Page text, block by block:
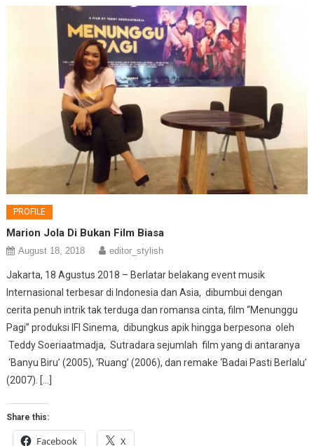
PROFILE
Marion Jola Di Bukan Film Biasa
August 18, 2018 editor_stylish
Jakarta, 18 Agustus 2018 – Berlatar belakang event musik
Internasional terbesar di Indonesia dan Asia, dibumbui dengan
cerita penuh intrik tak terduga dan romansa cinta, film “Menunggu
Pagi” produksi IFI Sinema, dibungkus apik hingga berpesona oleh
Teddy Soeriaatmadja, Sutradara sejumlah film yang di antaranya
‘Banyu Biru’ (2005), ‘Ruang’ (2006), dan remake ‘Badai Pasti Berlalu’
(2007). […]
Share this:
Facebook X